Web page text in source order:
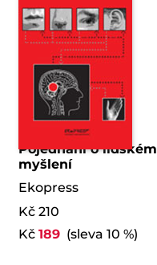
Pojednání o lidském
myšlení
Ekopress
Kč 210
Kč 189(sleva 10 %)